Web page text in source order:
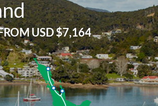
USD $7,164